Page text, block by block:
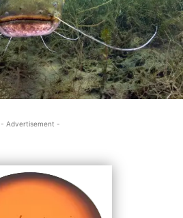
- Advertisement -